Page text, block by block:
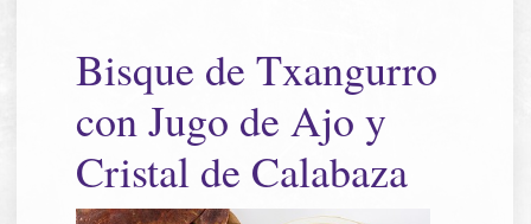
Bisque de Txangurro
con Jugo de Ajo y
Cristal de Calabaza